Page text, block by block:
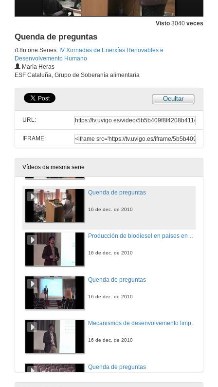
Visto 3040 veces
Quenda de preguntas
i18n.one.Series: IV Xornadas de Enerxías Renovables e
Desenvolvemento Humano
María Heras
ESF Cataluña, Grupo de Soberanía alimentaria
Ocultar
URL:
IFRAME:
Vídeos da mesma serie
Xestión de proxectos de cooperación
16 de dec. de 2010
16 de dec. de 2010
16 de dec. de 2010
Insustentabilidade enerxética do sistema alimentario
Quenda de preguntas
16 de dec. de 2010
Producción de biodiesel en países en vías de desenvolvemento
16 de dec. de 2010
Quenda de preguntas
16 de dec. de 2010
Mecanismos de desenvolvemento limpos
16 de dec. de 2010
Quenda de preguntas
16 de dec. de 2010